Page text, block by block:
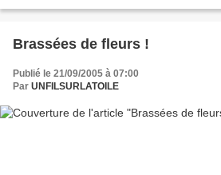
Brassées de fleurs !
Publié le 21/09/2005 à 07:00
Par UNFILSURLATOILE